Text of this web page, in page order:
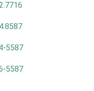
5587
5587